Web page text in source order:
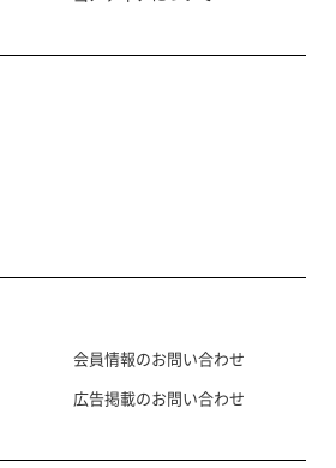
会員情報のお問い合わせ
広告掲載のお問い合わせ